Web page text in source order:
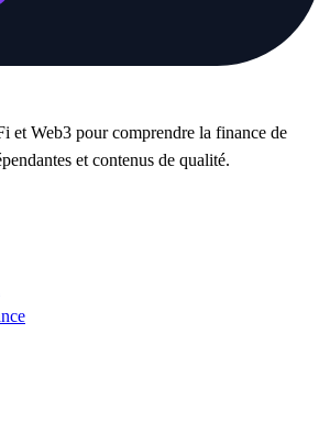
et Web3 pour comprendre la finance de
et contenus de qualité.